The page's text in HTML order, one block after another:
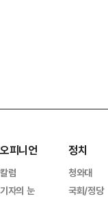
오피니언
칼럼
기자의 눈
정치
청와대
국회/정당